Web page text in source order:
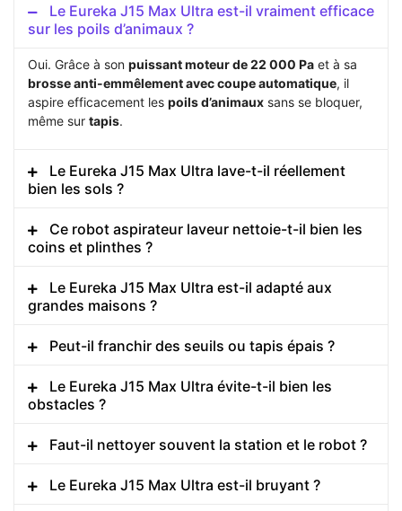
Le Eureka J15 Max Ultra est-il vraiment efficace
sur les poils d’animaux ?
Oui. Grâce à son puissant moteur de 22 000 Pa et à sa
brosse anti-emmêlement avec coupe automatique, il
aspire efficacement les poils d’animaux sans se bloquer,
même sur tapis.
Le Eureka J15 Max Ultra lave-t-il réellement
bien les sols ?
Ce robot aspirateur laveur nettoie-t-il bien les
coins et plinthes ?
Le Eureka J15 Max Ultra est-il adapté aux
grandes maisons ?
Peut-il franchir des seuils ou tapis épais ?
Le Eureka J15 Max Ultra évite-t-il bien les
obstacles ?
Faut-il nettoyer souvent la station et le robot ?
Le Eureka J15 Max Ultra est-il bruyant ?